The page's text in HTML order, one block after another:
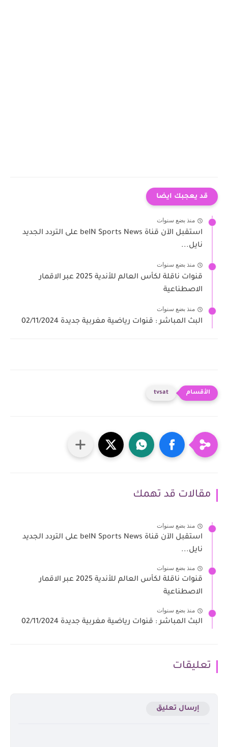
قد يعجبك ايضا
منذ بضع سنوات
استقبل الآن قناة beIN Sports News على التردد الجديد
نايل...
منذ بضع سنوات
قنوات ناقلة لكأس العالم للأندية 2025 عبر الاقمار
الاصطناعية
منذ بضع سنوات
البث المباشر : قنوات رياضية مغربية جديدة 02/11/2024
tvsat
مقالات قد تهمك
منذ بضع سنوات
استقبل الآن قناة beIN Sports News على التردد الجديد
نايل...
منذ بضع سنوات
قنوات ناقلة لكأس العالم للأندية 2025 عبر الاقمار
الاصطناعية
منذ بضع سنوات
البث المباشر : قنوات رياضية مغربية جديدة 02/11/2024
تعليقات
إرسال تعليق